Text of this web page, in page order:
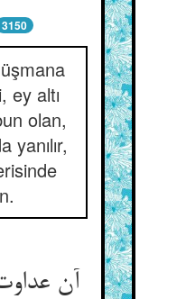
3150
ey altı
olan,
yanılır,
آن